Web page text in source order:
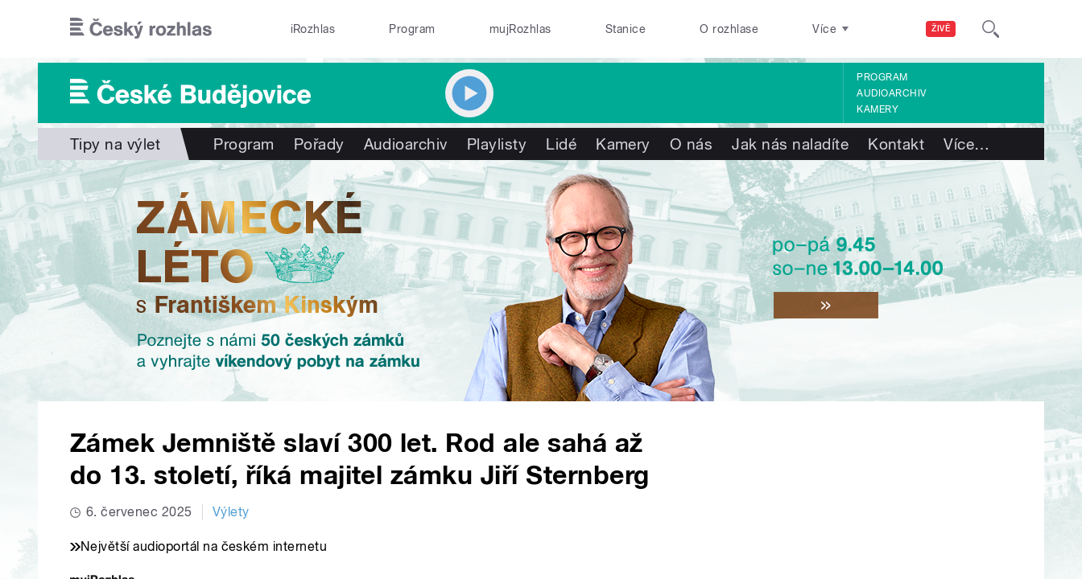
ŽIVĚ
iRozhlas Program mujRozhlas Stanice O rozhlase Více
PROGRAM
AUDIOARCHIV
KAMERY
Tipy na výlet Program Pořady Audioarchiv Playlisty Lidé Kamery O nás Jak nás naladíte Kontakt Více…
Zámek Jemniště slaví 300 let. Rod ale sahá až
do 13. století, říká majitel zámku Jiří Sternberg
6. červenec 2025 Výlety
Největší audioportál na českém internetu